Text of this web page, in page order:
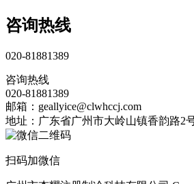
咨询热线
020-81881389
咨询热线
020-81881389
邮箱：geallyice@clwhccj.com
地址：广东省广州市大岭山镇香韵路2
扫码加微信